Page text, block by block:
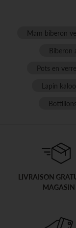
Mam biberon
Biberon
Pots en verre
Lapin
LIVRAISON
MAGASIN